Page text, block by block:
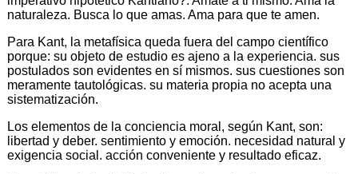
naturaleza. Busca lo que amas. Ama para que te amen.
Para Kant, la metafísica queda fuera del campo científico
porque: su objeto de estudio es ajeno a la experiencia. sus
postulados son evidentes en sí mismos. sus cuestiones son
meramente tautológicas. su materia propia no acepta una
sistematización.
Los elementos de la conciencia moral, según Kant, son:
libertad y deber. sentimiento y emoción. necesidad natural y
exigencia social. acción conveniente y resultado eficaz.